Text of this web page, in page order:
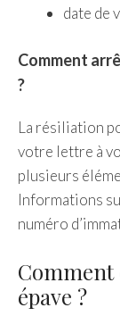
date de
Comment
?
La résiliation
votre lettre à
plusieurs
Informations
numéro
épave ?